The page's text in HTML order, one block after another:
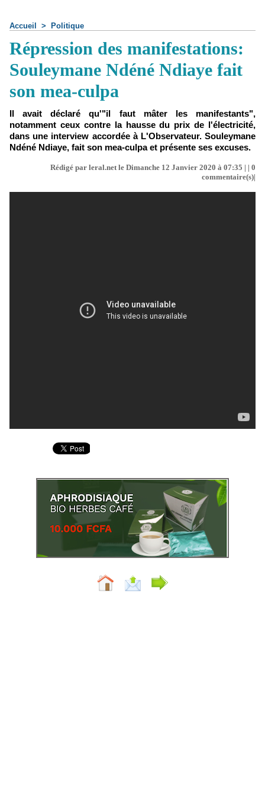
Accueil > Politique
Répression des manifestations:
Souleymane Ndéné Ndiaye fait
son mea-culpa
Il avait déclaré qu'"il faut mâter les manifestants",
notamment ceux contre la hausse du prix de l'électricité,
dans une interview accordée à L'Observateur. Souleymane
Ndéné Ndiaye, fait son mea-culpa et présente ses excuses.
Rédigé par leral.net le Dimanche 12 Janvier 2020 à 07:35 | | 0
commentaire(s)|